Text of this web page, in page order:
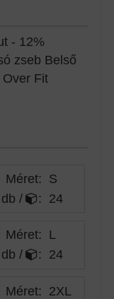
- 12%
zseb Belső
Fit
Méret: S
db /
: 24
Méret: L
db /
: 24
Méret: 2XL